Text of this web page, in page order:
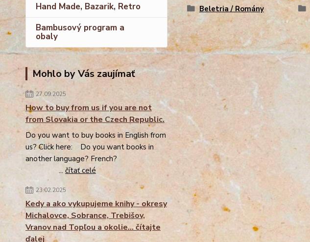
Hand Made, Bazarik, Retro
Bambusový program a
obaly
Mohlo by Vás zaujímať
27.09.2025
How to buy from us if you are not
from Slovakia or the Czech Republic.
Do you want to buy books in English from
us? Click here: Do you want books in
another language? French?
... čítať celé
23.02.2025
Kedy a ako vykupujeme knihy - okresy
Michalovce, Sobrance, Trebišov,
Vranov nad Topľou a okolie... čítajte
ďalej
Beletria / Romány